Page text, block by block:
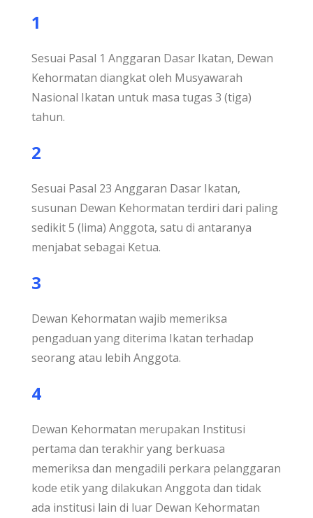
1
Sesuai Pasal 1 Anggaran Dasar Ikatan, Dewan
Kehormatan diangkat oleh Musyawarah
Nasional Ikatan untuk masa tugas 3 (tiga)
tahun.
2
Sesuai Pasal 23 Anggaran Dasar Ikatan,
susunan Dewan Kehormatan terdiri dari paling
sedikit 5 (lima) Anggota, satu di antaranya
menjabat sebagai Ketua.
3
Dewan Kehormatan wajib memeriksa
pengaduan yang diterima Ikatan terhadap
seorang atau lebih Anggota.
4
Dewan Kehormatan merupakan Institusi
pertama dan terakhir yang berkuasa
memeriksa dan mengadili perkara pelanggaran
kode etik yang dilakukan Anggota dan tidak
ada institusi lain di luar Dewan Kehormatan